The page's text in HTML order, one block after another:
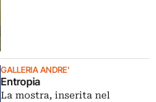
GALLERIA ANDRE'
Entropia
La mostra, inserita nel